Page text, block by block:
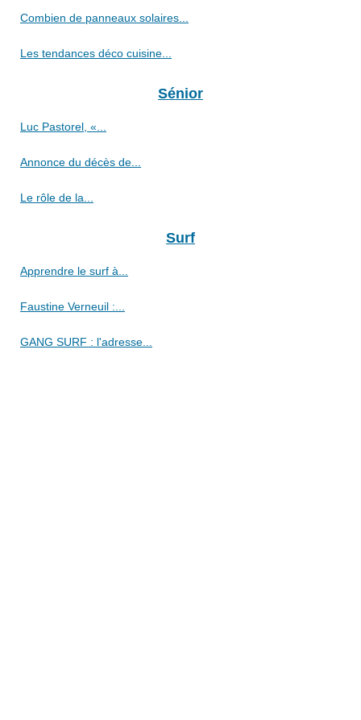
Combien de panneaux solaires...
Les tendances déco cuisine...
Sénior
Luc Pastorel, «...
Annonce du décès de...
Le rôle de la...
Surf
Apprendre le surf à...
Faustine Verneuil :...
GANG SURF : l'adresse...